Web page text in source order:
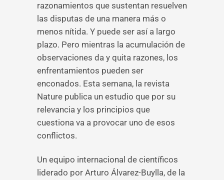
razonamientos que sustentan resuelven
las disputas de una manera más o
menos nítida. Y puede ser así a largo
plazo. Pero mientras la acumulación de
observaciones da y quita razones, los
enfrentamientos pueden ser
enconados. Esta semana, la revista
Nature publica un estudio que por su
relevancia y los principios que
cuestiona va a provocar uno de esos
conflictos.
Un equipo internacional de científicos
liderado por Arturo Álvarez-Buylla, de la